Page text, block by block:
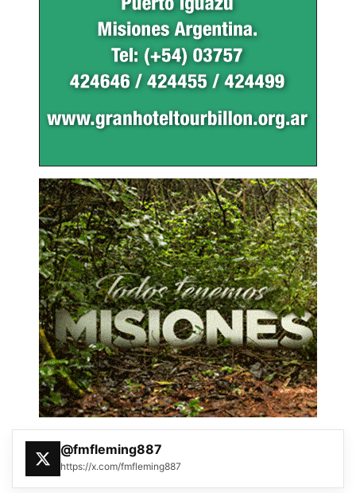
@fmfleming887
https://x.com/fmfleming887